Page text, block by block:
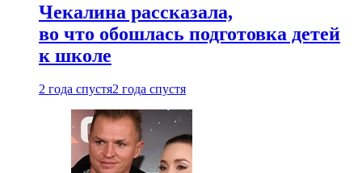
Чекалина рассказала,
во что обошлась подготовка детей
к школе
2 года спустя2 года спустя